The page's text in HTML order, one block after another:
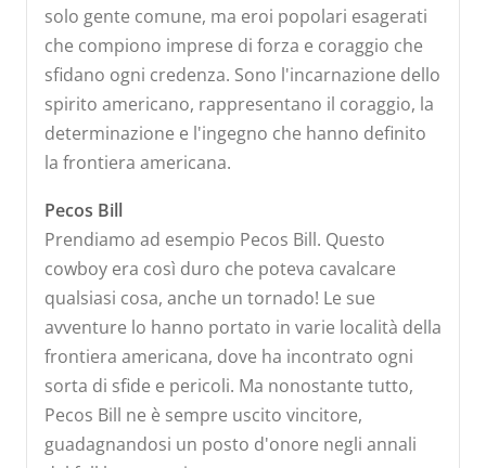
solo gente comune, ma eroi popolari esagerati
che compiono imprese di forza e coraggio che
sfidano ogni credenza. Sono l'incarnazione dello
spirito americano, rappresentano il coraggio, la
determinazione e l'ingegno che hanno definito
la frontiera americana.
Pecos Bill
Prendiamo ad esempio Pecos Bill. Questo
cowboy era così duro che poteva cavalcare
qualsiasi cosa, anche un tornado! Le sue
avventure lo hanno portato in varie località della
frontiera americana, dove ha incontrato ogni
sorta di sfide e pericoli. Ma nonostante tutto,
Pecos Bill ne è sempre uscito vincitore,
guadagnandosi un posto d'onore negli annali